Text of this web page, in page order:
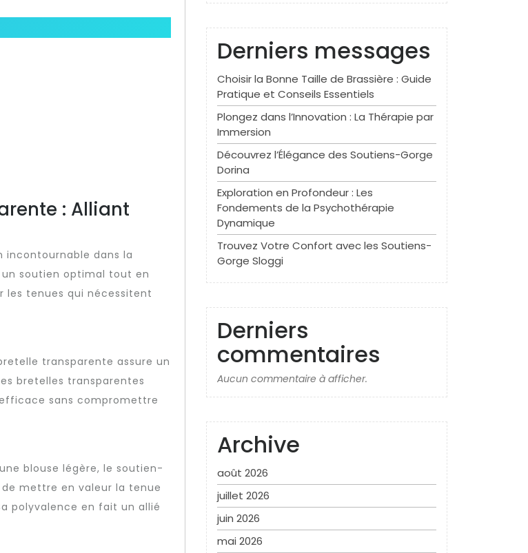
: Alliant
incontournable dans la
soutien optimal tout en
tenues qui nécessitent
transparente assure un
bretelles transparentes
sans compromettre
blouse légère, le soutien-
mettre en valeur la tenue
polyvalence en fait un allié
Derniers messages
Choisir la Bonne Taille de Brassière : Guide
Pratique et Conseils Essentiels
Plongez dans l’Innovation : La Thérapie par
Immersion
Découvrez l’Élégance des Soutiens-Gorge
Dorina
Exploration en Profondeur : Les
Fondements de la Psychothérapie
Dynamique
Trouvez Votre Confort avec les Soutiens-
Gorge Sloggi
Derniers
commentaires
Aucun commentaire à afficher.
Archive
août 2026
juillet 2026
juin 2026
mai 2026